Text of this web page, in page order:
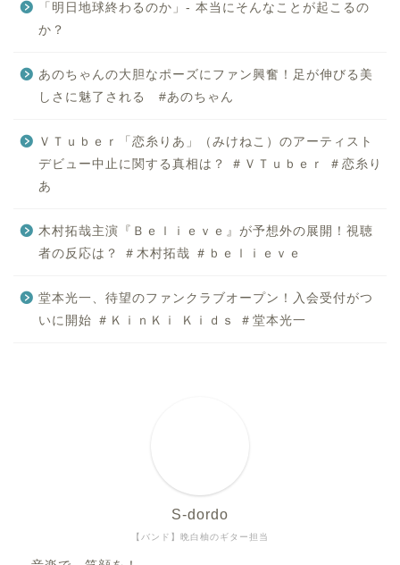
「明日地球終わるのか」- 本当にそんなことが起こるの
か？
あのちゃんの大胆なポーズにファン興奮！足が伸びる美
しさに魅了される #あのちゃん
ＶＴｕｂｅｒ「恋糸りあ」（みけねこ）のアーティスト
デビュー中止に関する真相は？ ＃ＶＴｕｂｅｒ ＃恋糸り
あ
木村拓哉主演『Ｂｅｌｉｅｖｅ』が予想外の展開！視聴
者の反応は？ ＃木村拓哉 ＃ｂｅｌｉｅｖｅ
堂本光一、待望のファンクラブオープン！入会受付がつ
いに開始 ＃ＫｉｎＫｉ Ｋｉｄｓ ＃堂本光一
【バンド】晩白柚のギター担当
S-dordo